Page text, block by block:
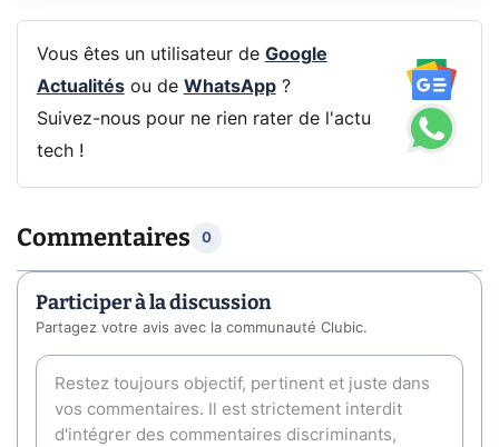
Vous êtes un utilisateur de Google
Actualitésou de WhatsApp?
Suivez-nous pour ne rien rater de l'actu
tech !
Commentaires 0
Participer à la discussion
Partagez votre avis avec la communauté Clubic.